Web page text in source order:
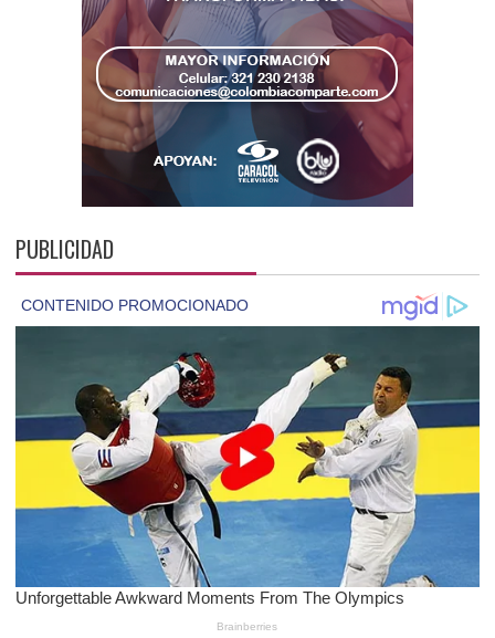
PUBLICIDAD